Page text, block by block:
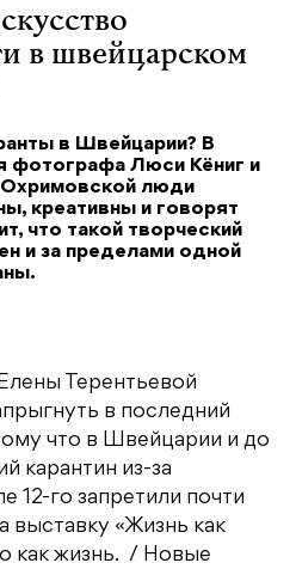
в швейцарском
в Швейцарии? В
фотографа Люси Кёниг и
люди
креативны и говорят
что такой творческий
и за пределами одной
Терентьевой
в последний
что в Швейцарии и до
карантин из-за
12-го запретили почти
выставку «Жизнь как
как жизнь. / Новые